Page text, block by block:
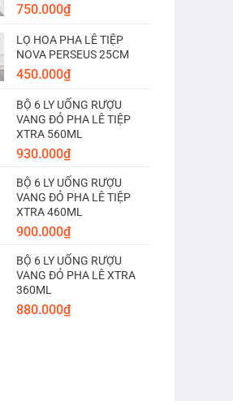
750.000₫
LỌ HOA PHA LÊ TIỆP
NOVA PERSEUS 25CM
450.000₫
BỘ 6 LY UỐNG RƯỢU
VANG ĐỎ PHA LÊ TIỆP
XTRA 560ML
930.000₫
BỘ 6 LY UỐNG RƯỢU
VANG ĐỎ PHA LÊ TIỆP
XTRA 460ML
900.000₫
BỘ 6 LY UỐNG RƯỢU
VANG ĐỎ PHA LÊ XTRA
360ML
880.000₫